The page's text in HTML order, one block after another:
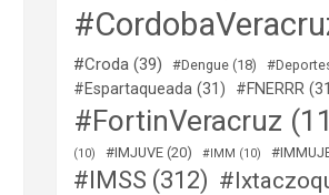
#Croda (39) #Dengue (18)
#Espartaqueada (31) #FNERRR
#FortinVeracruz
(10)
#IMJUVE (20) #IMM (10)
#IMSS (312)